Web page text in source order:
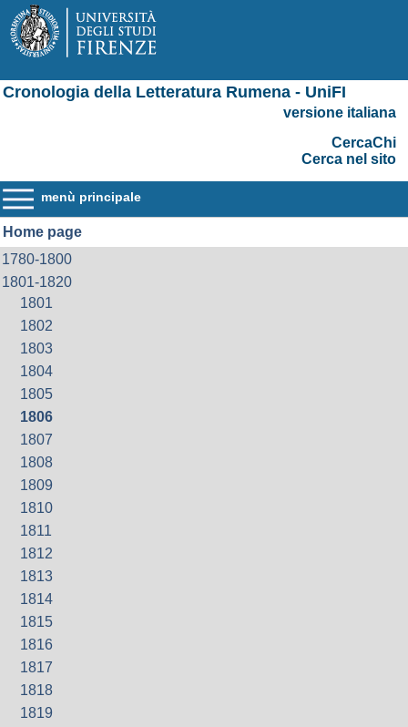
Cronologia della Letteratura Rumena - UniFI
versione italiana
CercaChi
Cerca nel sito
menù principale
Home page
1780-1800
1801-1820
1801
1802
1803
1804
1805
1806
1807
1808
1809
1810
1811
1812
1813
1814
1815
1816
1817
1818
1819